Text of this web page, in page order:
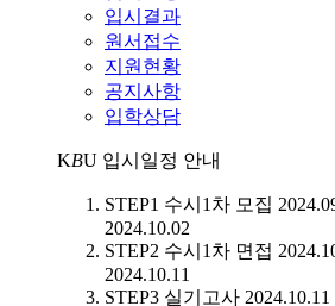
입시결과
원서접수
지원현황
공지사항
입학상담
KBU 입시일정 안내
STEP1 수시1차 모집
2024.10.02
STEP2 수시1차 면접
2024.10.11
STEP3 실기고사 2024.10.11